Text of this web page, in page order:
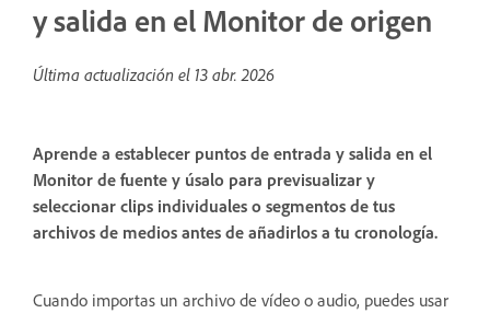
y salida en el Monitor de origen
Última actualización el 13 abr. 2026
Aprende a establecer puntos de entrada y salida en el
Monitor de fuente y úsalo para previsualizar y
seleccionar clips individuales o segmentos de tus
archivos de medios antes de añadirlos a tu cronología.
Cuando importas un archivo de vídeo o audio, puedes usar